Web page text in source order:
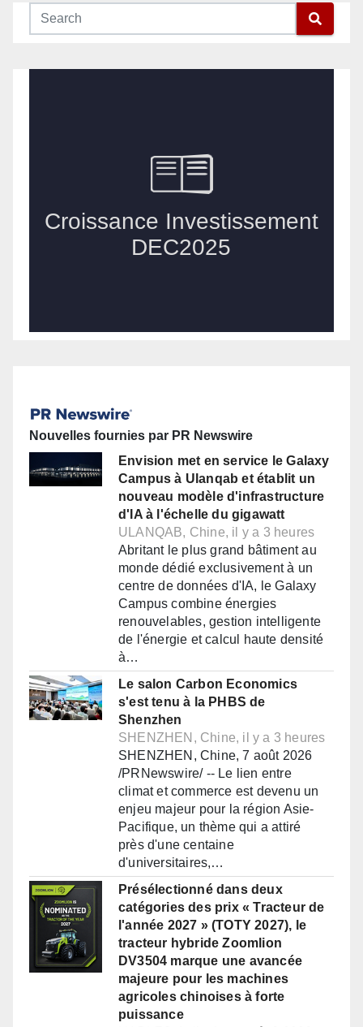
Nouvelles fournies par PR Newswire
Envision met en service le Galaxy
Campus à Ulanqab et établit un
nouveau modèle d'infrastructure
d'IA à l'échelle du gigawatt
ULANQAB, Chine, il y a 3 heures
Abritant le plus grand bâtiment au
monde dédié exclusivement à un
centre de données d'IA, le Galaxy
Campus combine énergies
renouvelables, gestion intelligente
de l'énergie et calcul haute densité
à…
Le salon Carbon Economics
s'est tenu à la PHBS de
Shenzhen
SHENZHEN, Chine, il y a 3 heures
SHENZHEN, Chine, 7 août 2026
/PRNewswire/ -- Le lien entre
climat et commerce est devenu un
enjeu majeur pour la région Asie-
Pacifique, un thème qui a attiré
près d'une centaine
d'universitaires,…
Présélectionné dans deux
catégories des prix « Tracteur de
l'année 2027 » (TOTY 2027), le
tracteur hybride Zoomlion
DV3504 marque une avancée
majeure pour les machines
agricoles chinoises à forte
puissance